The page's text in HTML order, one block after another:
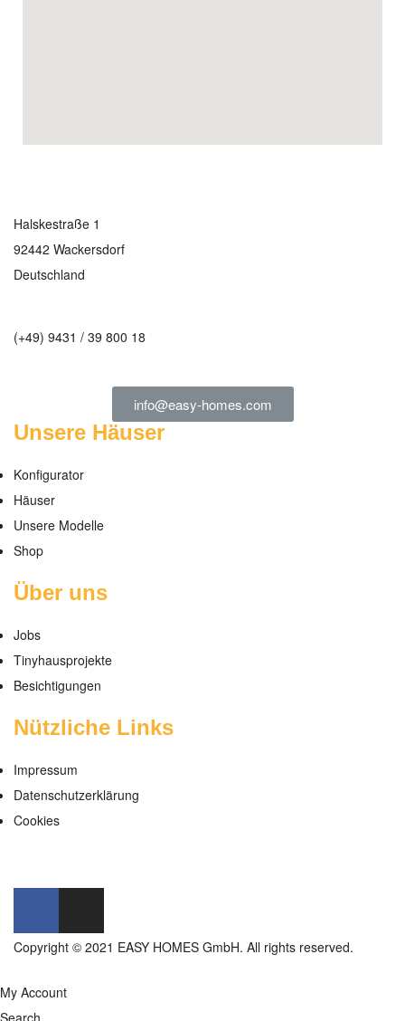
Halskestraße 1
92442 Wackersdorf
Deutschland
(+49) 9431 / 39 800 18
info@easy-homes.com
Unsere Häuser
Konfigurator
Häuser
Unsere Modelle
Shop
Über uns
Jobs
Tinyhausprojekte
Besichtigungen
Nützliche Links
Impressum
Datenschutzerklärung
Cookies
Copyright © 2021 EASY HOMES GmbH. All rights reserved.
My Account
Search